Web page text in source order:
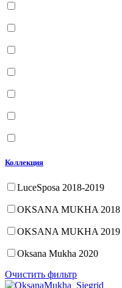
Коллекция
LuceSposa 2018-2019
OKSANA MUKHA 2018
OKSANA MUKHA 2019
Oksana Mukha 2020
Очистить фильтр